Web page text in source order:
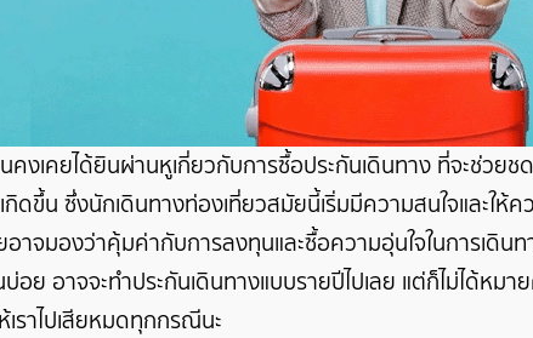
งเคยได้ยินผ่านหูเกี่ยวกับการซื้อประกันเดินทาง ที่จะช่วยช
กิดขึ้น ซึ่งนักเดินทางท่องเที่ยวสมัยนี้เริ่มมีความสนใจและใ
าจมองว่าคุ้มค่ากับการลงทุนและซื้อความอุ่นใจในการเดินท
อย อาจจะทำประกันเดินทางแบบรายปีไปเลย แต่ก็ไม่ได้หม
เราไปเสียหมดทุกกรณีนะ